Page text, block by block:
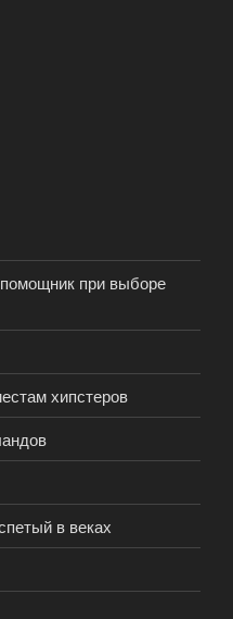
при выборе
хипстеров
в веках